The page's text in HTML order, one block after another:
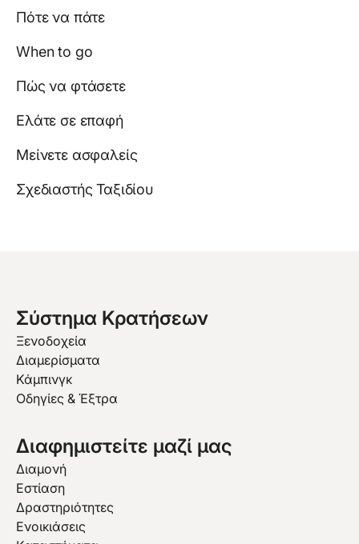
Πότε να πάτε
When to go
Πώς να φτάσετε
Ελάτε σε επαφή
Μείνετε ασφαλείς
Σχεδιαστής Ταξιδίου
Σύστημα Κρατήσεων
Ξενοδοχεία
Διαμερίσματα
Κάμπινγκ
Οδηγίες & Έξτρα
Διαφημιστείτε μαζί μας
Διαμονή
Εστίαση
Δραστηριότητες
Ενοικιάσεις